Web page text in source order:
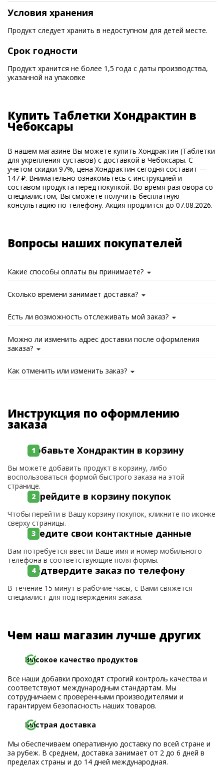
Условия хранения
Продукт следует хранить в недоступном для детей месте.
Срок годности
Продукт хранится не более 1,5 года с даты производства,
указанной на упаковке
Купить Таблетки Хондрактин в
Чебоксары
В нашем магазине Вы можете купить Хондрактин (Таблетки
для укрепления суставов) с доставкой в Чебоксары. С
учетом скидки 97%, цена Хондрактин сегодня составит —
147 ₽. Внимательно ознакомьтесь с инструкцией и
составом продукта перед покупкой. Во время разговора со
специалистом, Вы сможете получить бесплатную
консультацию по телефону. Акция продлится до 07.08.2026.
Вопросы наших покупателей
Какие способы оплаты вы принимаете?
Сколько времени занимает доставка?
Есть ли возможность отслеживать мой заказ?
Можно ли изменить адрес доставки после оформления
заказа?
Как отменить или изменить заказ?
Инструкция по оформлению
заказа
Добавьте Хондрактин в корзину
Вы можете добавить продукт в корзину, либо
воспользоваться формой быстрого заказа на этой
странице.
Перейдите в корзину покупок
Чтобы перейти в Вашу корзину покупок, кликните по иконке
сверху страницы.
Введите свои контактные данные
Вам потребуется ввести Ваше имя и номер мобильного
телефона в соответствующие поля формы.
Подтвердите заказ по телефону
В течение 15 минут в рабочие часы, с Вами свяжется
специалист для подтверждения заказа.
Чем наш магазин лучше других
Высокое качество продуктов
Все наши добавки проходят строгий контроль качества и
соответствуют международным стандартам. Мы
сотрудничаем с проверенными производителями и
гарантируем безопасность наших товаров.
Быстрая доставка
Мы обеспечиваем оперативную доставку по всей стране и
за рубеж. В среднем, доставка занимает от 2 до 6 дней в
пределах страны и до 14 дней международная.